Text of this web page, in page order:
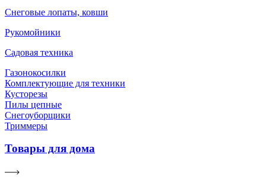
Снеговые лопаты, ковши
Рукомойники
Садовая техника
Газонокосилки
Комплектующие для техники
Кусторезы
Пилы цепные
Снегоуборщики
Триммеры
Товары для дома